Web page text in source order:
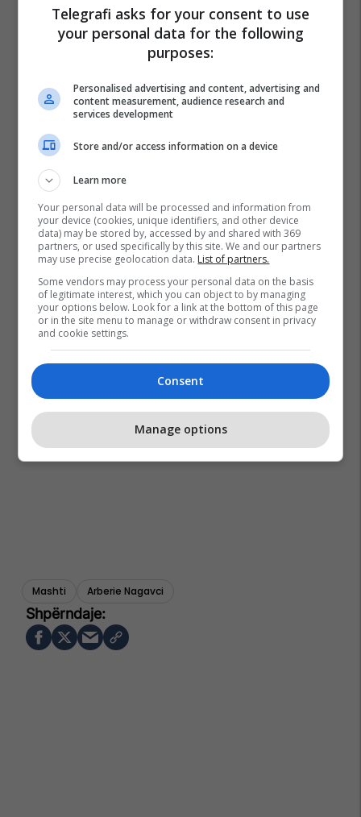
Mashti Arberie Nagavci
Telegrafi asks for your consent to use
your personal data for the following
purposes:
Personalised advertising and content, advertising and
content measurement, audience research and
services development
Store and/or access information on a device
Learn more
Your personal data will be processed and information from
your device (cookies, unique identifiers, and other device
data) may be stored by, accessed by and shared with 369
partners, or used specifically by this site. We and our partners
may use precise geolocation data. List of partners.
Some vendors may process your personal data on the basis
of legitimate interest, which you can object to by managing
your options below. Look for a link at the bottom of this page
or in the site menu to manage or withdraw consent in privacy
and cookie settings.
Consent
Manage options